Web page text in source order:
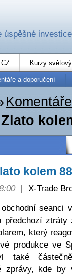
úspěšné investice
Kurzy
a doporučení
kolem
| X-Trade
seanci
předchozí
který
produkce ve
také
zprávy, kde